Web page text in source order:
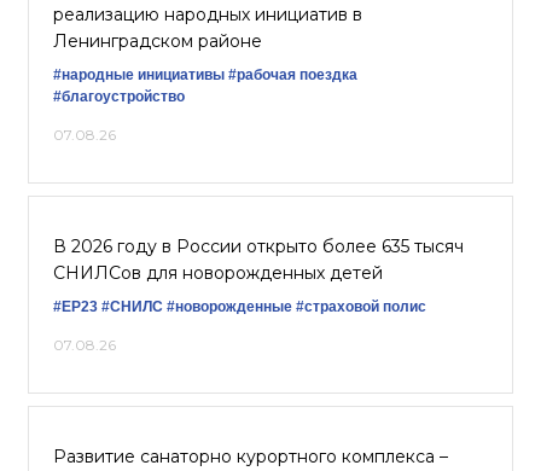
реализацию народных инициатив в
Ленинградском районе
#народные инициативы #рабочая поездка
#благоустройство
07.08.26
В 2026 году в России открыто более 635 тысяч
СНИЛСов для новорожденных детей
#ЕР23 #СНИЛС #новорожденные #страховой полис
07.08.26
Развитие санаторно курортного комплекса –